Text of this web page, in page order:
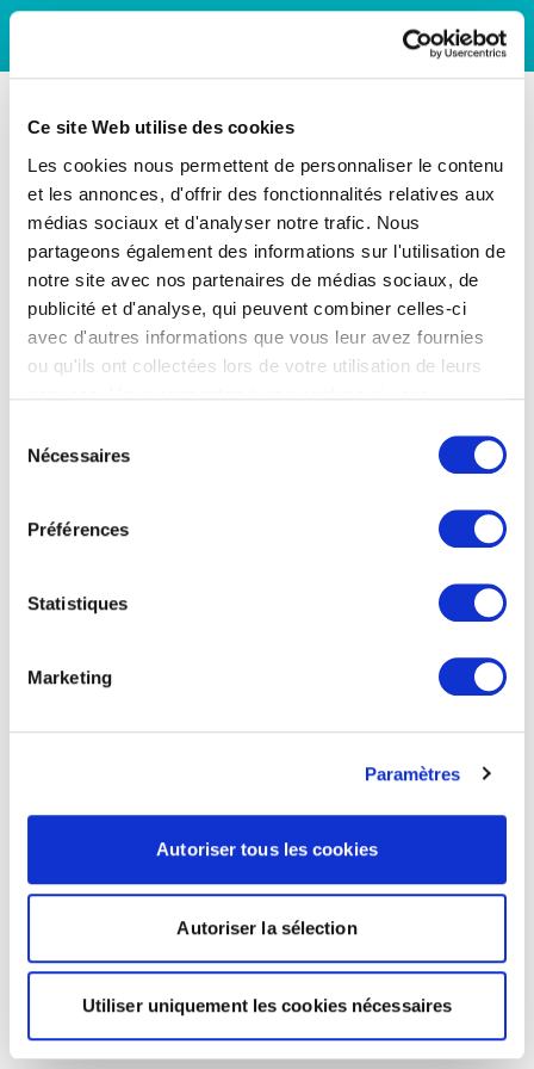
Ce site Web utilise des cookies
Les cookies nous permettent de personnaliser le contenu
et les annonces, d'offrir des fonctionnalités relatives aux
médias sociaux et d'analyser notre trafic. Nous
partageons également des informations sur l'utilisation de
notre site avec nos partenaires de médias sociaux, de
publicité et d'analyse, qui peuvent combiner celles-ci
avec d'autres informations que vous leur avez fournies
ou qu'ils ont collectées lors de votre utilisation de leurs
Nécessaires
Préférences
Statistiques
Marketing
Paramètres
Autoriser tous les cookies
Autoriser la sélection
Utiliser uniquement les cookies nécessaires